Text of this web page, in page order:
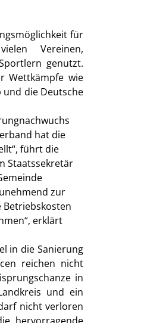
für
Vereinen,
genutzt.
Wettkämpfe wie
und die Deutsche
hat die
führt die
Staatssekretär
zur
Betriebskosten
erklärt
in die Sanierung
reichen nicht
in
und ein
nicht verloren